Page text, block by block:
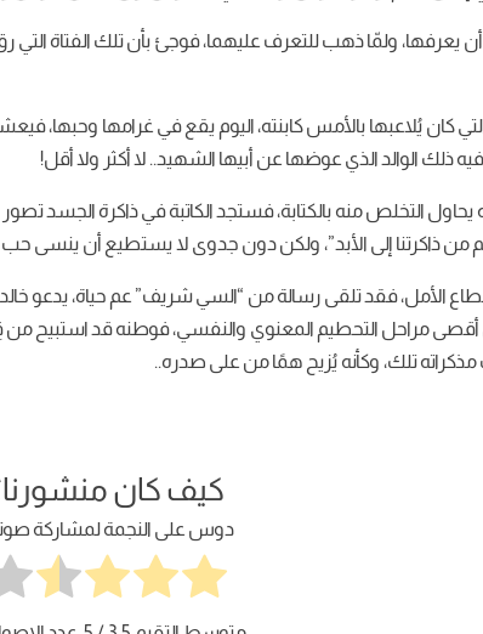
يعرفها، ولمّا ذهب للتعرف عليهما، فوجئ بأن تلك الفتاة
كان يُلاعبها بالأمس كابنته، اليوم يقع في غرامها وحبها،
ذلك الوالد الذي عوضها عن أبيها الشهيد.. لا أكثر ولا أقل!
التخلص منه بالكتابة، فستجد الكاتبة في ذاكرة الجسد
من ذاكرتنا إلى الأبد”، ولكن دون جدوى لا يستطيع أن ينسى حب
الأمل، فقد تلقى رسالة من “السي شريف” عم حياة، يدعو
مراحل التحطيم المعنوي والنفسي، فوطنه قد استبيح من
مذكراته تلك، وكأنه يُزيح همًا من على صدره..
كيف كان
دوس على النجمة لمشاركة